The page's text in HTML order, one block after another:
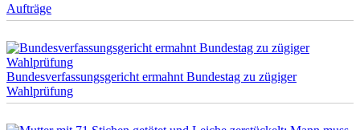
Aufträge
Bundesverfassungsgericht ermahnt Bundestag zu zügiger
Wahlprüfung